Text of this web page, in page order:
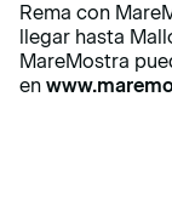
Rema con
llegar hasta
MareMostra
en